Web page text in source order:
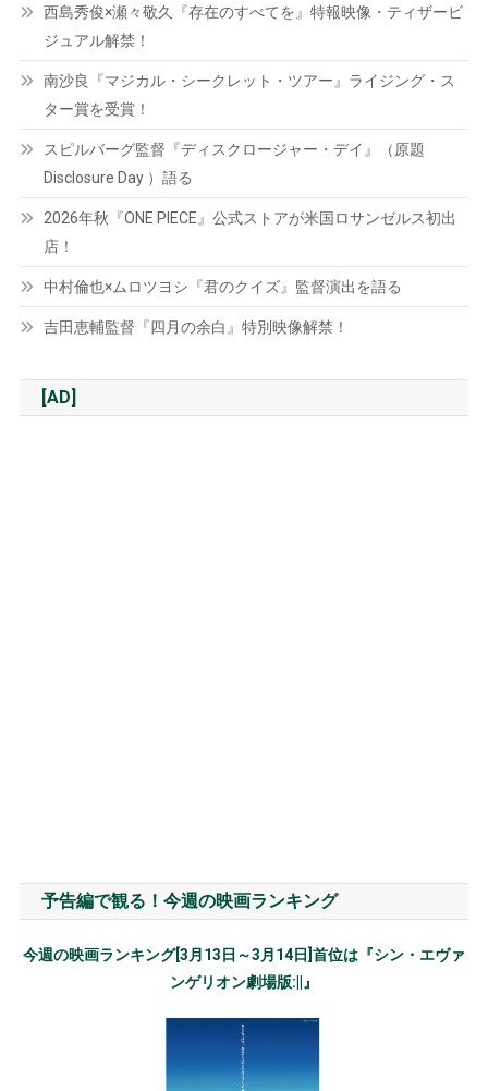
西島秀俊×瀬々敬久『存在のすべてを』特報映像・ティザービ
ジュアル解禁！
南沙良『マジカル・シークレット・ツアー』ライジング・ス
ター賞を受賞！
スピルバーグ監督『ディスクロージャー・デイ』（原題
Disclosure Day ）語る
2026年秋『ONE PIECE』公式ストアが米国ロサンゼルス初出
店！
中村倫也×ムロツヨシ『君のクイズ』監督演出を語る
吉田恵輔監督『四月の余白』特別映像解禁！
[AD]
予告編で観る！今週の映画ランキング
今週の映画ランキング[3月13日～3月14日]首位は『シン・エヴァ
ンゲリオン劇場版:||』